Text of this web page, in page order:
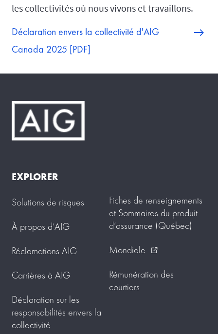
les collectivités où nous vivons et travaillons.
Déclaration envers la collectivité d'AIG
Canada 2025 [PDF]
EXPLORER
Solutions de risques
À propos d’AIG
Réclamations AIG
Carrières à AIG
Déclaration sur les
responsabilités envers la
collectivité
Fiches de renseignements
et Sommaires du produit
d’assurance (Québec)
Mondiale
external_link
Rémunération des
courtiers